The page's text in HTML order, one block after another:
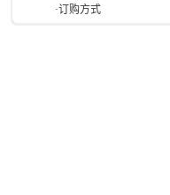
·订购方式